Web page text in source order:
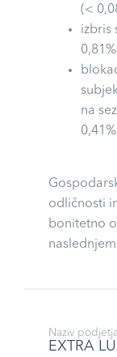
(<
izbris
na
odličnosti
bonitetno
Naziv
EXTRA